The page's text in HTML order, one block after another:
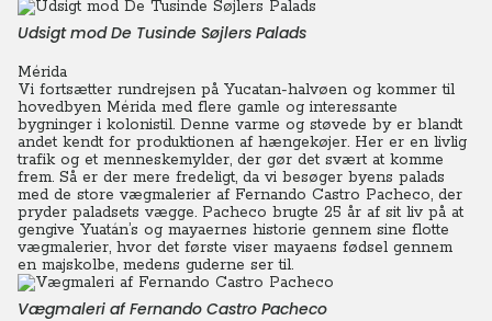
Udsigt mod De Tusinde Søjlers Palads
Mérida
Vi fortsætter rundrejsen på Yucatan-halvøen og kommer til
hovedbyen Mérida med flere gamle og interessante
bygninger i kolonistil. Denne varme og støvede by er blandt
andet kendt for produktionen af hængekøjer. Her er en livlig
trafik og et menneskemylder, der gør det svært at komme
frem. Så er der mere fredeligt, da vi besøger byens palads
med de store vægmalerier af Fernando Castro Pacheco, der
pryder paladsets vægge. Pacheco brugte 25 år af sit liv på at
gengive Yuatán’s og mayaernes historie gennem sine flotte
vægmalerier, hvor det første viser mayaens fødsel gennem
en majskolbe, medens guderne ser til.
Vægmaleri af Fernando Castro Pacheco